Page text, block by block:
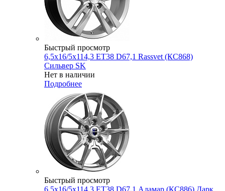
Быстрый просмотр
6,5x16/5x114,3 ET38 D67,1 Rassvet (КС868)
Сильвер SK
Нет в наличии
Подробнее
Быстрый просмотр